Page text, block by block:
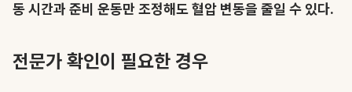
동 시간과 준비 운동만 조정해도 혈압 변동을 줄일 수 있다.
전문가 확인이 필요한 경우